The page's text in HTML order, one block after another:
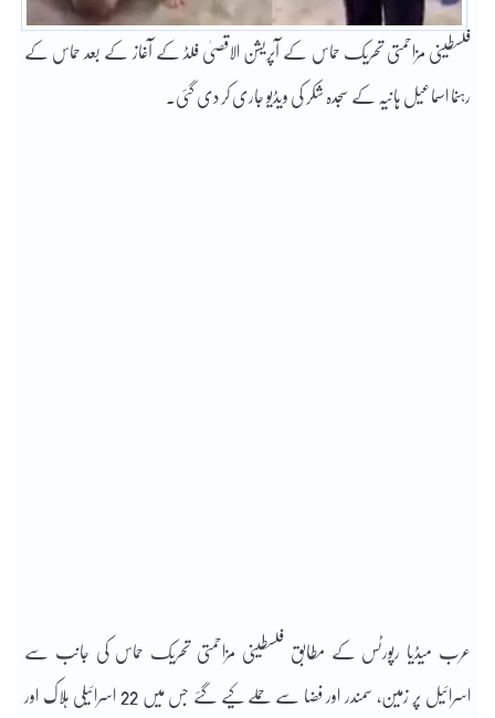
فلسطینی مزاحمتی تحریک حماس کے آپریشن الاقصیٰ فلڈ کے آغاز کے بعد حماس کے
رہنما اسماعیل ہانیہ کے سجدہ شکر کی ویڈیو جاری کر دی گئی۔
عرب میڈیا رپورٹس کے مطابق فلسطینی مزاحمتی تحریک حماس کی جانب سے
اسرائیل پر زمین، سمندر اور فضا سے حملے کیے گئے جس میں 22 اسرائیلی ہلاک اور